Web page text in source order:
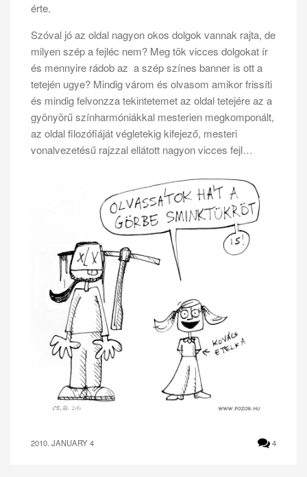
érte.
Szóval jó az oldal nagyon okos dolgok vannak rajta, de
milyen szép a fejléc nem? Meg tök vicces dolgokat ír
és mennyire rádob az a szép színes banner is ott a
tetején ugye? Mindig várom és olvasom amikor frissíti
és mindig felvonzza tekintetemet az oldal tetejére az a
gyönyörű színharmóniákkal mesterien megkomponált,
az oldal filozófiáját végletekig kifejező, mesteri
vonalvezetésű rajzzal ellátott nagyon vicces fejl…
2010. JANUARY 4 4